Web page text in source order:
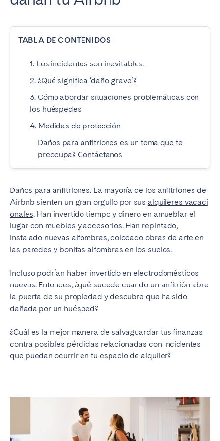
TABLA DE CONTENIDOS
1. Los incidentes son inevitables.
2. ¿Qué significa ‘daño grave’?
3. Cómo abordar situaciones problemáticas con
los huéspedes
4. Medidas de protección
Daños para anfitriones es un tema que te
preocupa? Contáctanos
Daños para anfitriones. La mayoría de los anfitriones de
Airbnb sienten un gran orgullo por sus alquileres vacaci
onales. Han invertido tiempo y dinero en amueblar el
lugar con muebles y accesorios. Han repintado,
instalado nuevas alfombras, colocado obras de arte en
las paredes y bonitas alfombras en los suelos.
Incluso podrían haber invertido en electrodomésticos
nuevos. Entonces, ¿qué sucede cuando un anfitrión abre
la puerta de su propiedad y descubre que ha sido
dañada por un huésped?
¿Cuál es la mejor manera de salvaguardar tus finanzas
contra posibles pérdidas relacionadas con incidentes
que puedan ocurrir en tu espacio de alquiler?
San Sebastián
Sevilla
Zaragoza